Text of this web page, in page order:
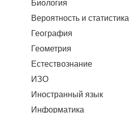
Биология
Вероятность и статистика
География
Геометрия
Естествознание
ИЗО
Иностранный язык
Информатика